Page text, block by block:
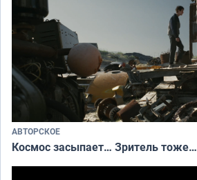
АВТОРСКОЕ
Космос засыпает… Зритель тоже…